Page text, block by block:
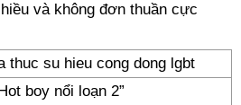
và không đơn thuần cực
boy nổi loạn 2”